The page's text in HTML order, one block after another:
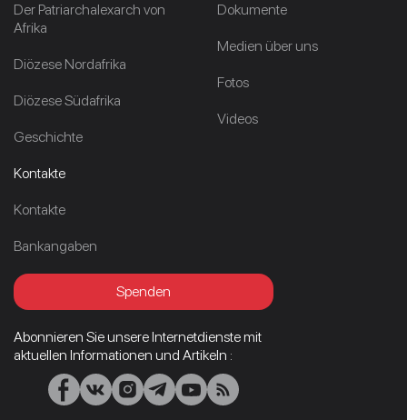
Der Patriarchalexarch von
Afrika
Diözese Nordafrika
Diözese Südafrika
Geschichte
Dokumente
Medien über uns
Fotos
Videos
Kontakte
Kontakte
Bankangaben
Spenden
Abonnieren Sie unsere Internetdienste mit
aktuellen Informationen und Artikeln :